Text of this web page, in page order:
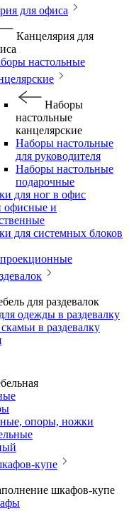
для офиса
Канцелярия для
настольные
Наборы
настольные
канцелярские
Наборы настольные
для руководителя
Наборы настольные
подарочные
для ног в офис
офисные и
для системных блоков
для раздевалок
одежды в раздевалку
в раздевалку
опоры, ножки
купе
шкафов-купе